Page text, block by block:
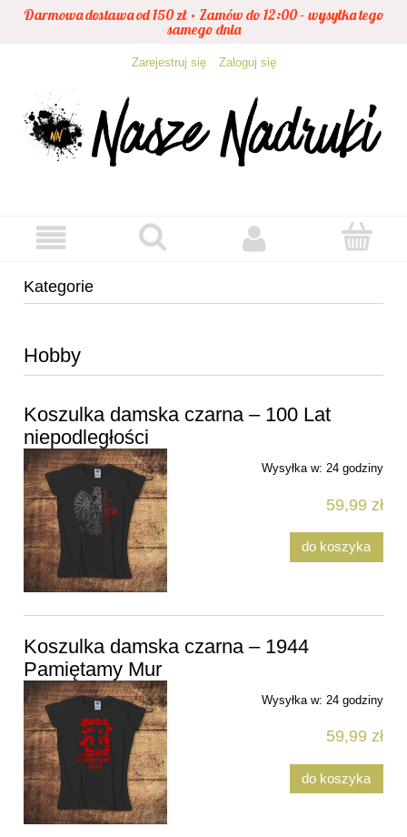
Darmowa dostawa od 150 zł • Zamów do 12:00 – wysyłka tego
samego dnia
Zarejestruj się Zaloguj się
Kategorie
Hobby
Koszulka damska czarna – 100 Lat
niepodległości
Wysyłka w: 24 godziny
59,99 zł
do koszyka
Koszulka damska czarna – 1944
Pamiętamy Mur
Wysyłka w: 24 godziny
59,99 zł
do koszyka